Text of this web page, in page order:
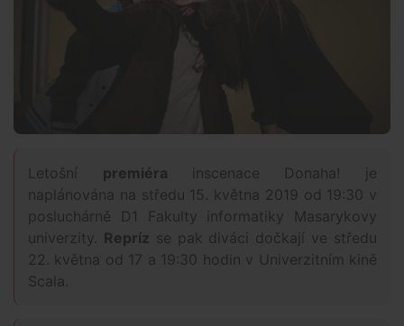
Letošní premiéra
inscenace Donaha! je
naplánována na středu 15. května 2019 od 19:30 v
posluchárně D1 Fakulty informatiky Masarykovy
univerzity. Repríz se pak diváci dočkají ve středu
22. května od 17 a 19:30 hodin v Univerzitním kině
Scala.